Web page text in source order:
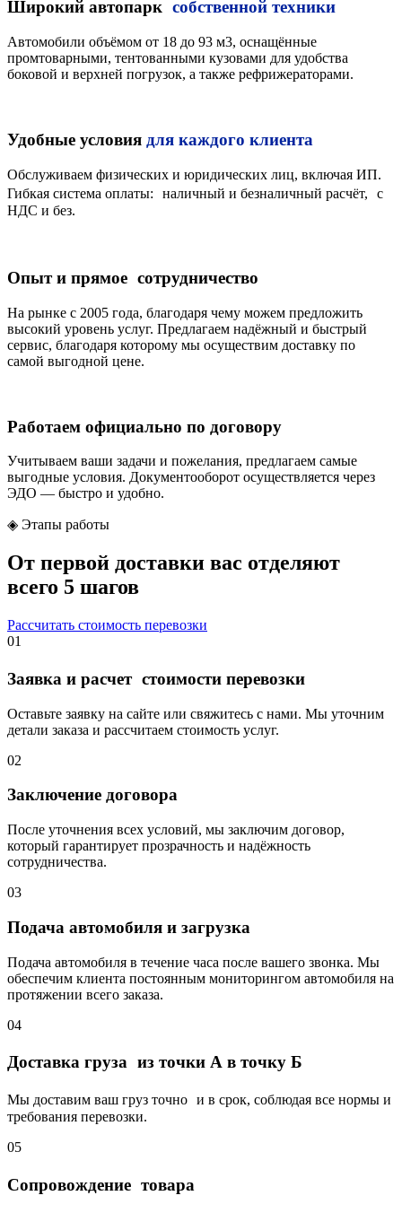
Широкий автопарк собственной техники
Автомобили объёмом от 18 до 93 м3, оснащённые
промтоварными, тентованными кузовами для удобства
боковой и верхней погрузок, а также рефрижераторами.
Удобные условия для каждого клиента
Обслуживаем физических и юридических лиц, включая ИП.
Гибкая система оплаты: наличный и безналичный расчёт, с
НДС и без.
Опыт и прямое сотрудничество
На рынке с 2005 года, благодаря чему можем предложить
высокий уровень услуг. Предлагаем надёжный и быстрый
сервис, благодаря которому мы осуществим доставку по
самой выгодной цене.
Работаем официально по договору
Учитываем ваши задачи и пожелания, предлагаем самые
выгодные условия. Документооборот осуществляется через
ЭДО — быстро и удобно.
◈ Этапы работы
От первой доставки вас отделяют
всего 5 шагов
Рассчитать стоимость перевозки
01
Заявка и расчет стоимости перевозки
Оставьте заявку на сайте или свяжитесь с нами. Мы уточним
детали заказа и рассчитаем стоимость услуг.
02
Заключение договора
После уточнения всех условий, мы заключим договор,
который гарантирует прозрачность и надёжность
сотрудничества.
03
Подача автомобиля и загрузка
Подача автомобиля в течение часа после вашего звонка. Мы
обеспечим клиента постоянным мониторингом автомобиля на
протяжении всего заказа.
04
Доставка груза из точки А в точку Б
Мы доставим ваш груз точно и в срок, соблюдая все нормы и
требования перевозки.
05
Сопровождение товара